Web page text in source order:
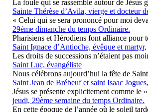
La foule qui se rassemble autour de Jésus
Sainte Thérèse d’Avila, vierge et docteur
« Celui qui se sera prononcé pour moi
29ème dimanche du temps Ordinaire.
Pharisiens et Hérodiens font alliance pour
Saint Ignace d’Antioche, évêque et martyr,
Les droits de successions n’étaient pas
Saint Luc, évangéliste
Nous célébrons aujourd’hui la fête de
Saint Jean de Brébeuf et saint Isaac
Jésus se présente explicitement comme le
jeudi, 29ème semaine du temps Ordinaire.
En cette époque de l’année où le soleil